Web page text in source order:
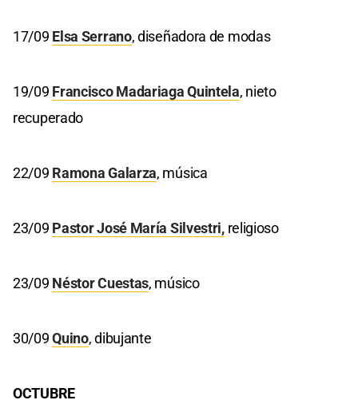
17/09 Elsa Serrano, diseñadora de modas
19/09 Francisco Madariaga Quintela, nieto
recuperado
22/09 Ramona Galarza, música
23/09 Pastor José María Silvestri,religioso
23/09 Néstor Cuestas, músico
30/09Quino, dibujante
OCTUBRE